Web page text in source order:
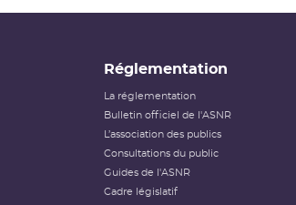
Réglementation
La réglementation
Bulletin officiel de l'ASNR
L’association des publics
Consultations du public
Guides de l'ASNR
Cadre législatif